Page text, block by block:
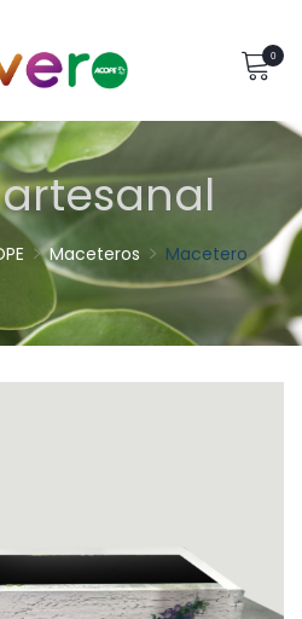
0
Maceteros
Macetero